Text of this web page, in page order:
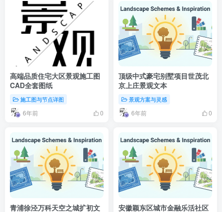
高端品质住宅大区景观施工图
CAD全套图纸
施工图与节点详图
6年前 0
顶级中式豪宅别墅项目世茂北
京上庄景观文本
景观方案与灵感
6年前 0
青浦徐泾万科天空之城扩初文
安徽颖东区城市金融乐活社区